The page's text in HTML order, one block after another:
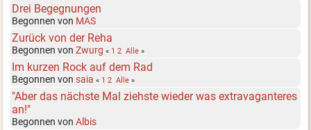
Drei Begegnungen
Begonnen von MAS
Zurück von der Reha
Begonnen vonZwurg « 1 2 Alle »
Im kurzen Rock auf dem Rad
Begonnen vonsaia « 1 2 Alle »
"Aber das nächste Mal ziehste wieder was extravaganteres
an!"
Begonnen vonAlbis